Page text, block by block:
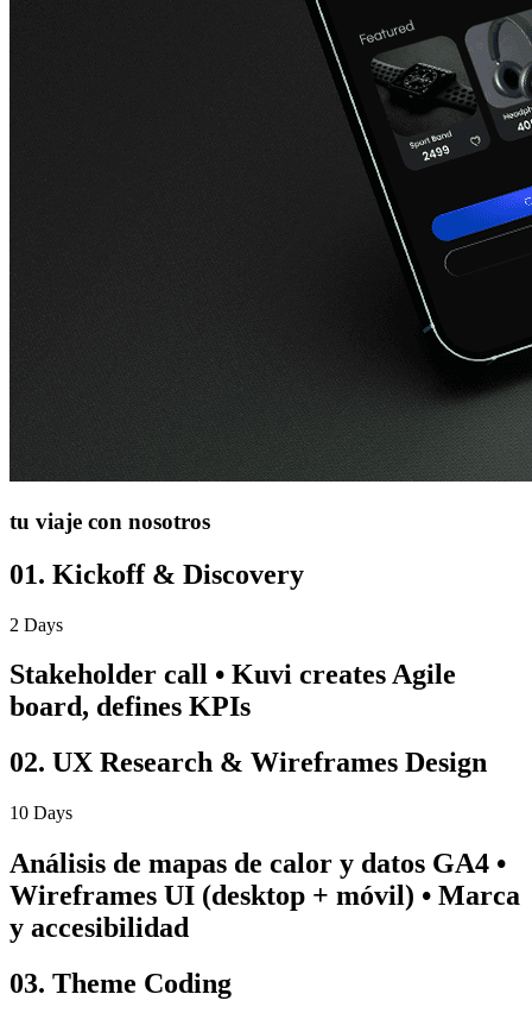
tu viaje con nosotros
01. Kickoff & Discovery
2 Days
Stakeholder call • Kuvi creates Agile
board, defines KPIs
02. UX Research & Wireframes Design
10 Days
Análisis de mapas de calor y datos GA4 •
Wireframes UI (desktop + móvil) • Marca
y accesibilidad
03. Theme Coding